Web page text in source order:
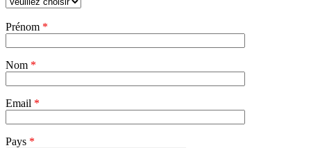
laisser
vide.
Prénom *
Nom *
Email *
Pays *